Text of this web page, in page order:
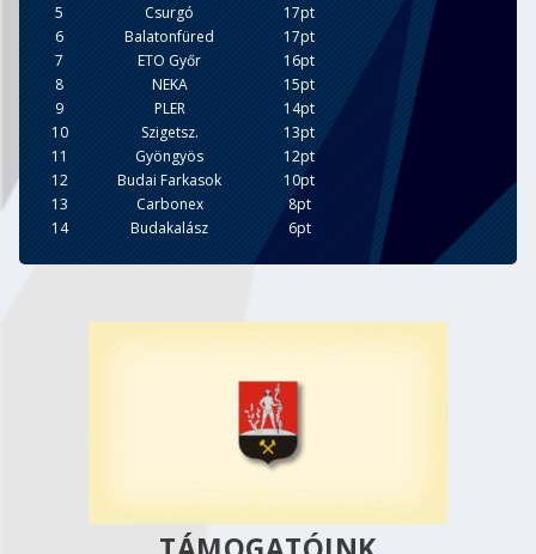
5
Csurgó
17pt
6
Balatonfüred
17pt
7
ETO Győr
16pt
8
NEKA
15pt
9
PLER
14pt
10
Szigetsz.
13pt
11
Gyöngyös
12pt
12
Budai Farkasok
10pt
13
Carbonex
8pt
14
Budakalász 6pt